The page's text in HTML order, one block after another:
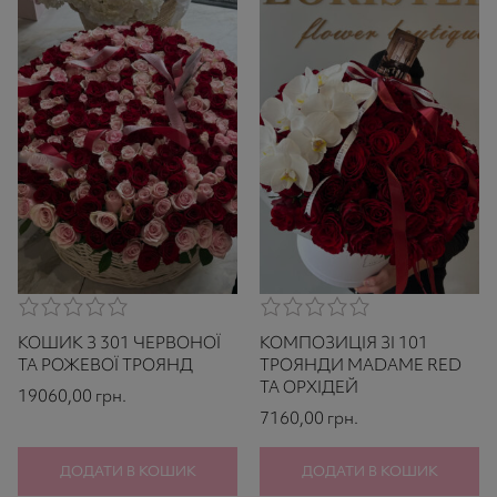
0,0
rating
based
on
ratings
КОШИК З 301 ЧЕРВОНОЇ
ТА РОЖЕВОЇ ТРОЯНД
19060,00 грн.
ДОДАТИ В КОШИК
0,0
rating
based
on
521
КОМПОЗИЦІЯ ЗІ 101
ТРОЯНДИ MADAME RED
ТА ОРХІДЕЙ
7160,00 грн.
ДОДАТИ В КОШИК